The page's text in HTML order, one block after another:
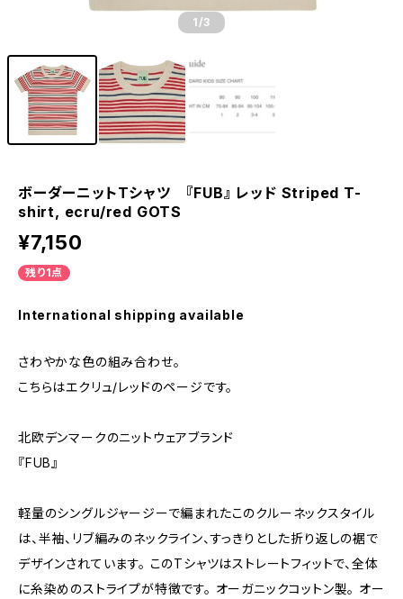
1 /3
ボーダーニットTシャツ 『FUB』 レッド Striped T-
shirt, ecru/red GOTS
¥7,150
残り1点
International shipping available
さわやかな色の組み合わせ。
こちらはエクリュ/レッドのページです。
北欧デンマークのニットウェアブランド
『FUB』
軽量のシングルジャージーで編まれたこのクルーネックスタイル
は、半袖、リブ編みのネックライン、すっきりとした折り返しの裾で
デザインされています。 このTシャツはストレートフィットで、全体
に糸染めのストライプが特徴です。 オーガニックコットン製。 オー